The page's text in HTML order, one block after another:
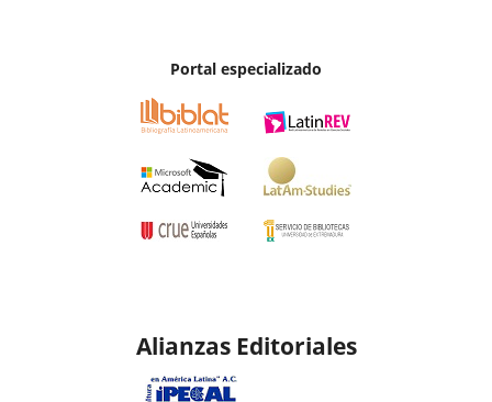
Portal especializado
Alianzas Editoriales